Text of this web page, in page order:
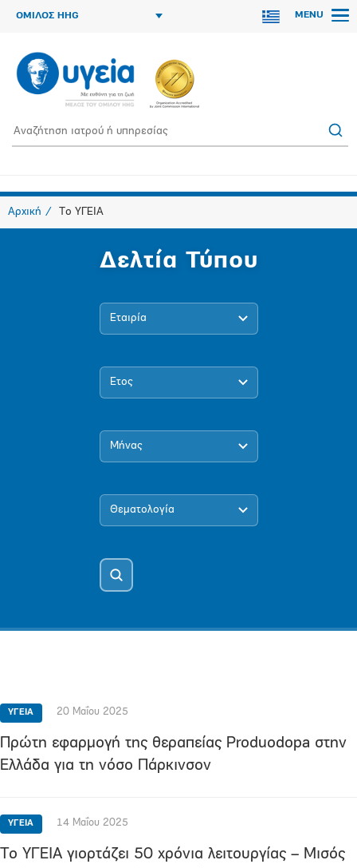
ΟΜΙΛΟΣ HHG MENU
Αρχική Το ΥΓΕΙΑ
Δελτία Τύπου
Εταιρία
Έτος
Μήνας
Θεματολογία
ΥΓΕΙΑ 20 Μαΐου 2025
Πρώτη εφαρμογή της θεραπείας Produodopa στην
Ελλάδα για τη νόσο Πάρκινσον
ΥΓΕΙΑ 14 Μαΐου 2025
Το ΥΓΕΙΑ γιορτάζει 50 χρόνια λειτουργίας – Μισός